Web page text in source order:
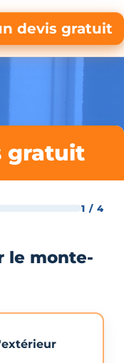
devis gratuit
gratuit
1 / 4
le monte-